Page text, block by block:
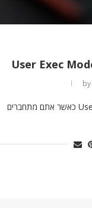
by
מצבי ה IOS, הרשאות User Exec Mode כאשר אתם מתחברים